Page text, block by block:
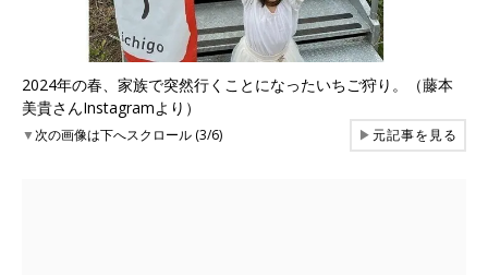
2024年の春、家族で突然行くことになったいちご狩り。（藤本
美貴さんInstagramより）
▼次の画像は下へスクロール (3/6) ▶元記事を見る